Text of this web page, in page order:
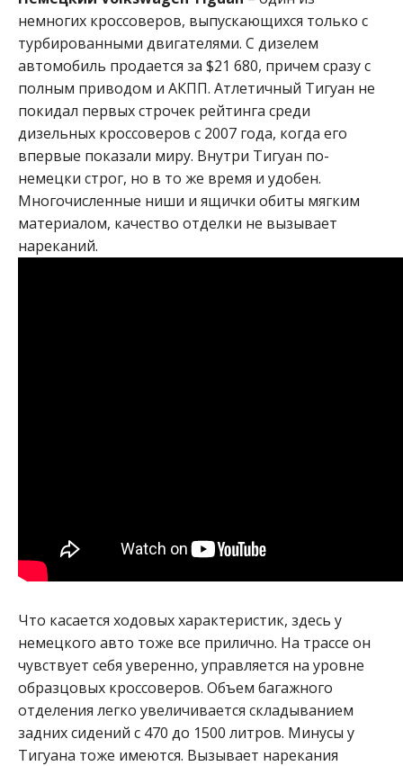
немногих кроссоверов, выпускающихся только с
турбированными двигателями. С дизелем
автомобиль продается за $21 680, причем сразу с
полным приводом и АКПП. Атлетичный Тигуан не
покидал первых строчек рейтинга среди
дизельных кроссоверов с 2007 года, когда его
впервые показали миру. Внутри Тигуан по-
немецки строг, но в то же время и удобен.
Многочисленные ниши и ящички обиты мягким
материалом, качество отделки не вызывает
нареканий.
Что касается ходовых характеристик, здесь у
немецкого авто тоже все прилично. На трассе он
чувствует себя уверенно, управляется на уровне
образцовых кроссоверов. Объем багажного
отделения легко увеличивается складыванием
задних сидений с 470 до 1500 литров. Минусы у
Тигуана тоже имеются. Вызывает нарекания